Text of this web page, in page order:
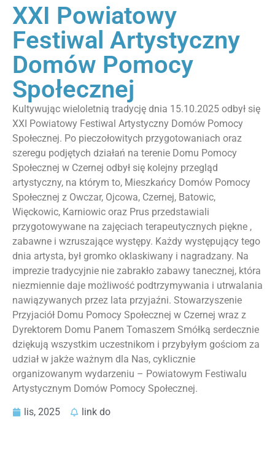
XXI Powiatowy
Festiwal Artystyczny
Domów Pomocy
Społecznej
Kultywując wieloletnią tradycję dnia 15.10.2025 odbył się
XXI Powiatowy Festiwal Artystyczny Domów Pomocy
Społecznej. Po pieczołowitych przygotowaniach oraz
szeregu podjętych działań na terenie Domu Pomocy
Społecznej w Czernej odbył się kolejny przegląd
artystyczny, na którym to, Mieszkańcy Domów Pomocy
Społecznej z Owczar, Ojcowa, Czernej, Batowic,
Więckowic, Karniowic oraz Prus przedstawiali
przygotowywane na zajęciach terapeutycznych piękne ,
zabawne i wzruszające występy. Każdy występujący tego
dnia artysta, był gromko oklaskiwany i nagradzany. Na
imprezie tradycyjnie nie zabrakło zabawy tanecznej, która
niezmiennie daje możliwość podtrzymywania i utrwalania
nawiązywanych przez lata przyjaźni. Stowarzyszenie
Przyjaciół Domu Pomocy Społecznej w Czernej wraz z
Dyrektorem Domu Panem Tomaszem Smółką serdecznie
dziękują wszystkim uczestnikom i przybyłym gościom za
udział w jakże ważnym dla Nas, cyklicznie
organizowanym wydarzeniu – Powiatowym Festiwalu
Artystycznym Domów Pomocy Społecznej.
lis, 2025 link do